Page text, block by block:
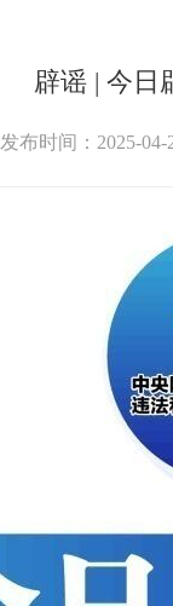
辟谣 | 今日
发布时间：2025-04-